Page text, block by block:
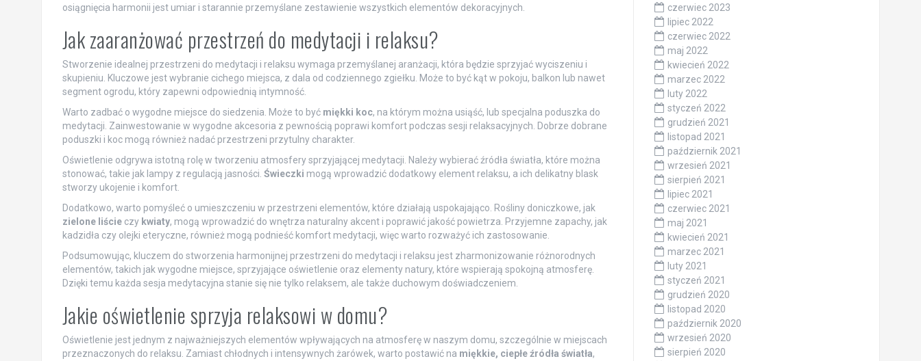
osiągnięcia harmonii jest umiar i starannie przemyślane zestawienie wszystkich elementów dekoracyjnych.
Jak zaaranżować przestrzeń do medytacji i relaksu?
Stworzenie idealnej przestrzeni do medytacji i relaksu wymaga przemyślanej aranżacji, która będzie sprzyjać wyciszeniu i
skupieniu. Kluczowe jest wybranie cichego miejsca, z dala od codziennego zgiełku. Może to być kąt w pokoju, balkon lub nawet
segment ogrodu, który zapewni odpowiednią intymność.
Warto zadbać o wygodne miejsce do siedzenia. Może to być miękki koc, na którym można usiąść, lub specjalna poduszka do
medytacji. Zainwestowanie w wygodne akcesoria z pewnością poprawi komfort podczas sesji relaksacyjnych. Dobrze dobrane
poduszki i koc mogą również nadać przestrzeni przytulny charakter.
Oświetlenie odgrywa istotną rolę w tworzeniu atmosfery sprzyjającej medytacji. Należy wybierać źródła światła, które można
stonować, takie jak lampy z regulacją jasności. Świeczki mogą wprowadzić dodatkowy element relaksu, a ich delikatny blask
stworzy ukojenie i komfort.
Dodatkowo, warto pomyśleć o umieszczeniu w przestrzeni elementów, które działają uspokajająco. Rośliny doniczkowe, jak
zielone liścieczy kwiaty, mogą wprowadzić do wnętrza naturalny akcent i poprawić jakość powietrza. Przyjemne zapachy, jak
kadzidła czy olejki eteryczne, również mogą podnieść komfort medytacji, więc warto rozważyć ich zastosowanie.
Podsumowując, kluczem do stworzenia harmonijnej przestrzeni do medytacji i relaksu jest zharmonizowanie różnorodnych
elementów, takich jak wygodne miejsce, sprzyjające oświetlenie oraz elementy natury, które wspierają spokojną atmosferę.
Dzięki temu każda sesja medytacyjna stanie się nie tylko relaksem, ale także duchowym doświadczeniem.
Jakie oświetlenie sprzyja relaksowi w domu?
Oświetlenie jest jednym z najważniejszych elementów wpływających na atmosferę w naszym domu, szczególnie w miejscach
przeznaczonych do relaksu. Zamiast chłodnych i intensywnych żarówek, warto postawić na miękkie, ciepłe źródła światła,
czerwiec 2023
lipiec 2022
czerwiec 2022
maj 2022
kwiecień 2022
marzec 2022
luty 2022
styczeń 2022
grudzień 2021
listopad 2021
październik 2021
wrzesień 2021
sierpień 2021
lipiec 2021
czerwiec 2021
maj 2021
kwiecień 2021
marzec 2021
luty 2021
styczeń 2021
grudzień 2020
listopad 2020
październik 2020
wrzesień 2020
sierpień 2020